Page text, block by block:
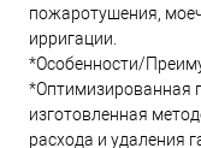
пожаротушения,
ирригации.
*Особенности/
*Оптимизированная
изготовленная
расхода и удаления